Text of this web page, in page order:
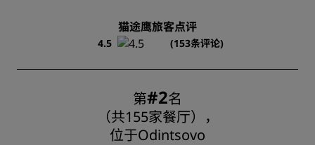
猫途鹰旅客点评
4.5 (153条评论)
第#2名
（共155家餐厅），
位于Odintsovo